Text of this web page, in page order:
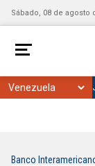
Sábado, 08 de agosto
Banco